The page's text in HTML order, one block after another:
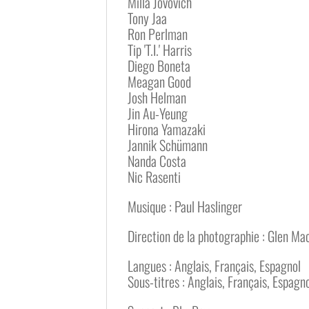
Tony Jaa
Ron Perlman
Tip 'T.I.' Harris
Diego Boneta
Meagan Good
Josh Helman
Jin Au-Yeung
Hirona Yamazaki
Jannik Schümann
Nanda Costa
Nic Rasenti
Musique : Paul Haslinger
Direction de la photographie : Glen
Langues : Anglais, Français, Espagnol
Sous-titres : Anglais, Français,